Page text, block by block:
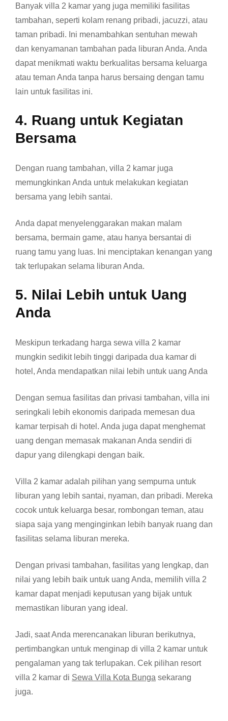
Banyak villa 2 kamar yang juga memiliki fasilitas
tambahan, seperti kolam renang pribadi, jacuzzi, atau
taman pribadi. Ini menambahkan sentuhan mewah
dan kenyamanan tambahan pada liburan Anda. Anda
dapat menikmati waktu berkualitas bersama keluarga
atau teman Anda tanpa harus bersaing dengan tamu
lain untuk fasilitas ini.
4. Ruang untuk Kegiatan
Bersama
Dengan ruang tambahan, villa 2 kamar juga
memungkinkan Anda untuk melakukan kegiatan
bersama yang lebih santai.
Anda dapat menyelenggarakan makan malam
bersama, bermain game, atau hanya bersantai di
ruang tamu yang luas. Ini menciptakan kenangan yang
tak terlupakan selama liburan Anda.
5. Nilai Lebih untuk Uang
Anda
Meskipun terkadang harga sewa villa 2 kamar
mungkin sedikit lebih tinggi daripada dua kamar di
hotel, Anda mendapatkan nilai lebih untuk uang Anda
Dengan semua fasilitas dan privasi tambahan, villa ini
seringkali lebih ekonomis daripada memesan dua
kamar terpisah di hotel. Anda juga dapat menghemat
uang dengan memasak makanan Anda sendiri di
dapur yang dilengkapi dengan baik.
Villa 2 kamar adalah pilihan yang sempurna untuk
liburan yang lebih santai, nyaman, dan pribadi. Mereka
cocok untuk keluarga besar, rombongan teman, atau
siapa saja yang menginginkan lebih banyak ruang dan
fasilitas selama liburan mereka.
Dengan privasi tambahan, fasilitas yang lengkap, dan
nilai yang lebih baik untuk uang Anda, memilih villa 2
kamar dapat menjadi keputusan yang bijak untuk
memastikan liburan yang ideal.
Jadi, saat Anda merencanakan liburan berikutnya,
pertimbangkan untuk menginap di villa 2 kamar untuk
pengalaman yang tak terlupakan. Cek pilihan resort
villa 2 kamar di Sewa Villa Kota Bunga sekarang
juga.